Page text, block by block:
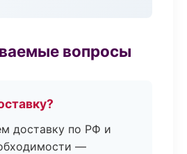
вопросы
доставку по РФ и
—